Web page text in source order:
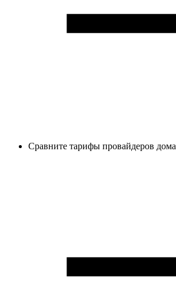
Сравните тарифы провайдеров дома